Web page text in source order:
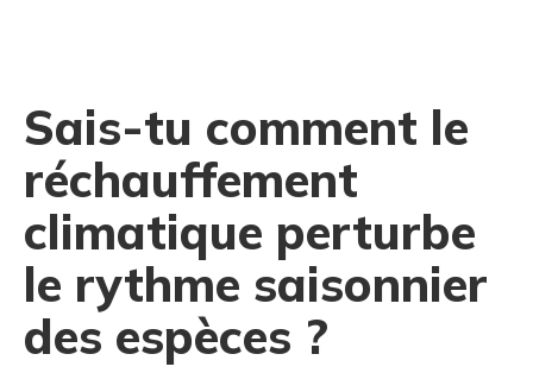
Sais-tu comment le
réchauffement
climatique perturbe
le rythme saisonnier
des espèces ?